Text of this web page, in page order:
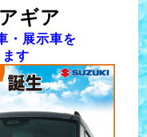
ギア
・展示車を
す